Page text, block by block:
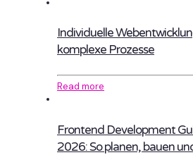
Individuelle
komplexe Prozesse
Read more
Frontend Development
2026: So planen, bauen